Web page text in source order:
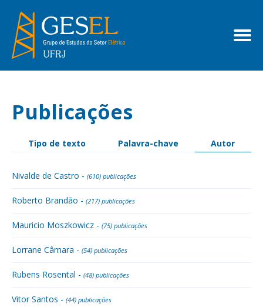
Publicações
Tipo de texto Palavra-chave Autor
Nivalde de Castro - (610) publicações
Roberto Brandão - (217) publicações
Mauricio Moszkowicz - (75) publicações
Lorrane Câmara - (54) publicações
Rubens Rosental - (48) publicações
Vitor Santos - (44) publicações